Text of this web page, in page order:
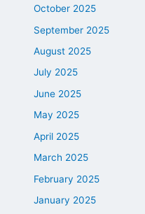
October 2025
September 2025
August 2025
July 2025
June 2025
May 2025
April 2025
March 2025
February 2025
January 2025